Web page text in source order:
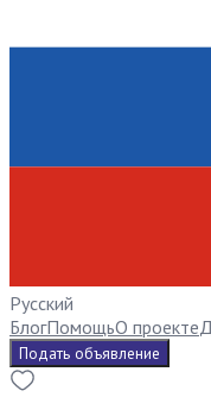
Русский
БлогПомощьО проекте
Подать объявление